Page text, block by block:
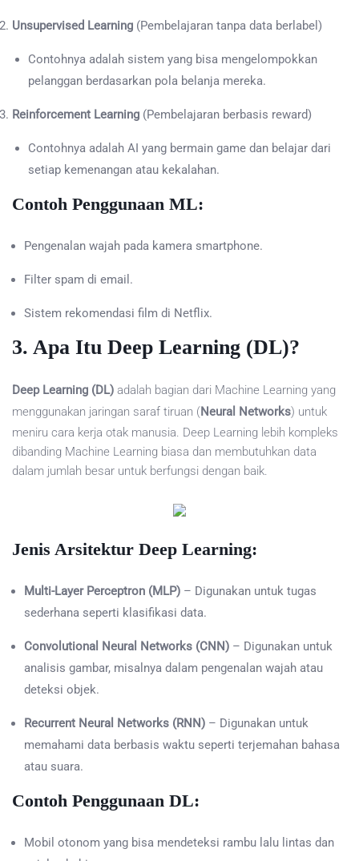
Unsupervised Learning (Pembelajaran tanpa data berlabel)
Contohnya adalah sistem yang bisa mengelompokkan
pelanggan berdasarkan pola belanja mereka.
Reinforcement Learning (Pembelajaran berbasis reward)
Contohnya adalah AI yang bermain game dan belajar dari
setiap kemenangan atau kekalahan.
Contoh Penggunaan ML:
Pengenalan wajah pada kamera smartphone.
Filter spam di email.
Sistem rekomendasi film di Netflix.
3. Apa Itu Deep Learning (DL)?
Deep Learning (DL) adalah bagian dari Machine Learning yang
menggunakan jaringan saraf tiruan (Neural Networks) untuk
meniru cara kerja otak manusia. Deep Learning lebih kompleks
dibanding Machine Learning biasa dan membutuhkan data
dalam jumlah besar untuk berfungsi dengan baik.
Jenis Arsitektur Deep Learning:
Multi-Layer Perceptron (MLP) – Digunakan untuk tugas
sederhana seperti klasifikasi data.
Convolutional Neural Networks (CNN) – Digunakan untuk
analisis gambar, misalnya dalam pengenalan wajah atau
deteksi objek.
Recurrent Neural Networks (RNN) – Digunakan untuk
memahami data berbasis waktu seperti terjemahan bahasa
atau suara.
Contoh Penggunaan DL:
Mobil otonom yang bisa mendeteksi rambu lalu lintas dan